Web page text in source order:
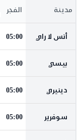
مدينة الفجر
أنس لا راي 05:00
بيسي 05:00
دينيري 05:00
سوفرير 05:00